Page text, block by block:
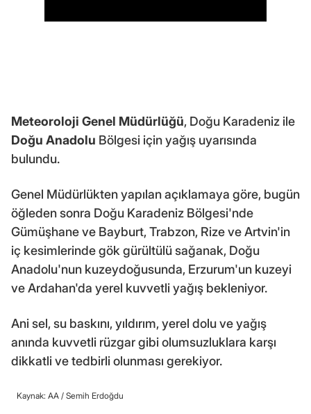
Meteoroloji Genel Müdürlüğü, Doğu Karadeniz ile
Doğu Anadolu Bölgesi için yağış uyarısında
bulundu.
Genel Müdürlükten yapılan açıklamaya göre, bugün
öğleden sonra Doğu Karadeniz Bölgesi'nde
Gümüşhane ve Bayburt, Trabzon, Rize ve Artvin'in
iç kesimlerinde gök gürültülü sağanak, Doğu
Anadolu'nun kuzeydoğusunda, Erzurum'un kuzeyi
ve Ardahan'da yerel kuvvetli yağış bekleniyor.
Ani sel, su baskını, yıldırım, yerel dolu ve yağış
anında kuvvetli rüzgar gibi olumsuzluklara karşı
dikkatli ve tedbirli olunması gerekiyor.
Kaynak: AA / Semih Erdoğdu